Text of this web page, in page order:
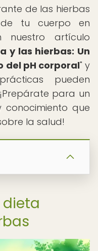
de las hierbas
tu cuerpo en
nuestro artículo
y las hierbas: Un
del pH corporal" y
pueden
para un
conocimiento que
la salud!